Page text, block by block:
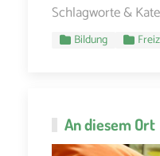
Schlagworte &
Bildung
An diesem Ort